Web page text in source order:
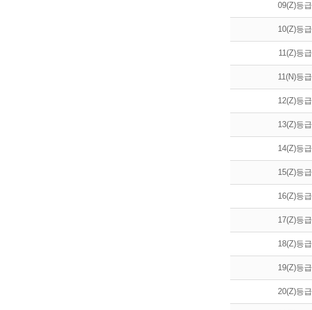
09(Z)등급
10(Z)등급
11(Z)등급
11(N)등급
12(Z)등급
13(Z)등급
14(Z)등급
15(Z)등급
16(Z)등급
17(Z)등급
18(Z)등급
19(Z)등급
20(Z)등급